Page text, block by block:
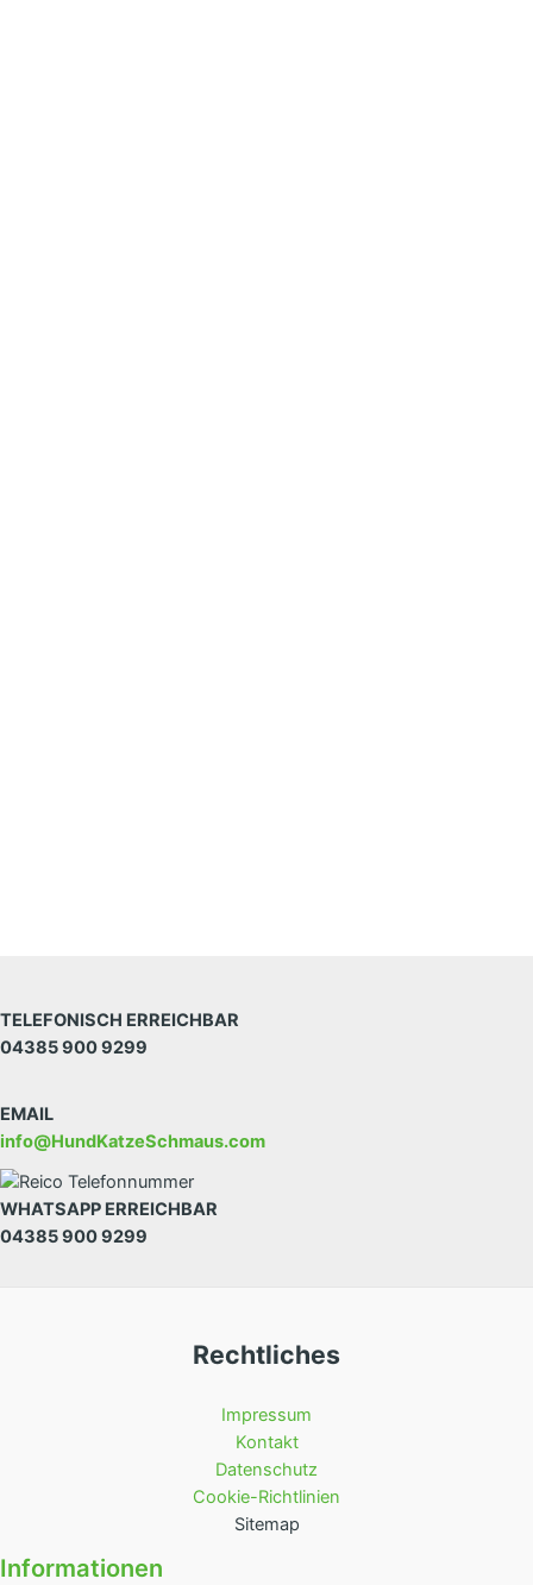
TELEFONISCH ERREICHBAR
04385 900 9299
EMAIL
info@HundKatzeSchmaus.com
WHATSAPP ERREICHBAR
04385 900 9299
Rechtliches
Impressum
Kontakt
Datenschutz
Cookie-Richtlinien
Sitemap
Informationen